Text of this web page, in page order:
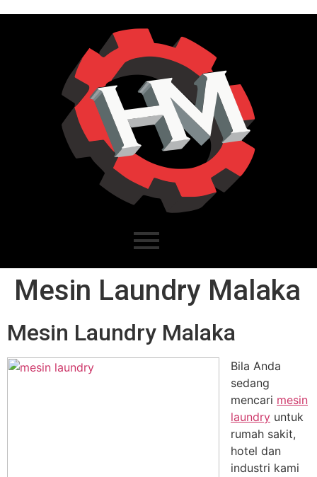
Mesin Laundry Malaka
Mesin Laundry Malaka
Bila Anda
sedang
mencari mesin
laundry untuk
rumah sakit,
hotel dan
industri kami